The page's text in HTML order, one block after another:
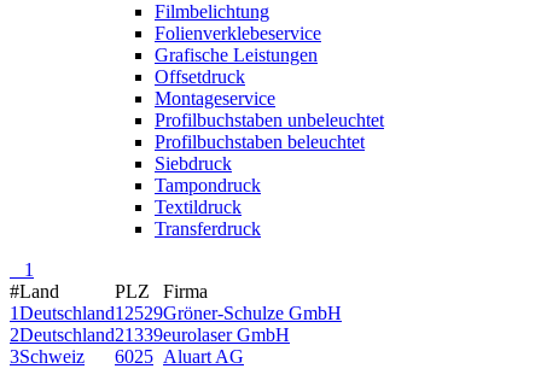
Filmbelichtung
Folienverklebeservice
Grafische Leistungen
Offsetdruck
Montageservice
Profilbuchstaben unbeleuchtet
Profilbuchstaben beleuchtet
Siebdruck
Tampondruck
Textildruck
Transferdruck
1
#Land PLZ
Firma
1Deutschland12529Gröner-Schulze GmbH
2Deutschland21339eurolaser GmbH
3Schweiz 6025 Aluart AG